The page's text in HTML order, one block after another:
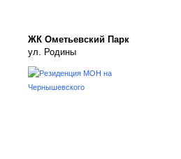
ЖК Ометьевский Парк
ул. Родины